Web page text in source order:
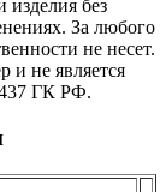
изделия без
За любого
не несет.
и не является
437 ГК РФ.